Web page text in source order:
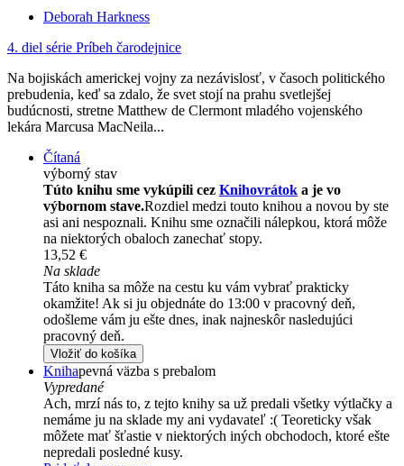
Deborah Harkness
4. diel série Príbeh čarodejnice
Na bojiskách americkej vojny za nezávislosť, v časoch politického
prebudenia, keď sa zdalo, že svet stojí na prahu svetlejšej
budúcnosti, stretne Matthew de Clermont mladého vojenského
lekára Marcusa MacNeila...
Čítaná
výborný stav
Túto knihu sme vykúpili cez Knihovrátok a je vo
výbornom stave.Rozdiel medzi touto knihou a novou by ste
asi ani nespoznali. Knihu sme označili nálepkou, ktorá môže
na niektorých obaloch zanechať stopy.
13,52 €
Na sklade
Táto kniha sa môže na cestu ku vám vybrať prakticky
okamžite! Ak si ju objednáte do 13:00 v pracovný deň,
odošleme vám ju ešte dnes, inak najneskôr nasledujúci
pracovný deň.
Vložiť do košíka
Knihapevná väzba s prebalom
Vypredané
Ach, mrzí nás to, z tejto knihy sa už predali všetky výtlačky a
nemáme ju na sklade my ani vydavateľ :( Teoreticky však
môžete mať šťastie v niektorých iných obchodoch, ktoré ešte
nepredali posledné kusy.